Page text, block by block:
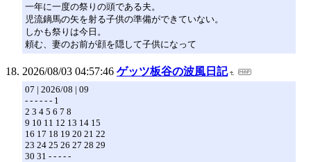
一年に一度の祭りの頭である夫。
児流鏑馬の矢を射る子供の準備ができていない。
しかも祭りは今日。
頼む、妻のお前が顔を隠して子供になって
2026/08/03 04:57:46 ゲッツ板谷の波風日記
07 | 2026/08 | 09
- - - - - - 1
2 3 4 5 6 7 8
9 10 11 12 13 14 15
16 17 18 19 20 21 22
23 24 25 26 27 28 29
30 31 - - - - -